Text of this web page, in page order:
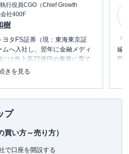
行役員CGO（Chief Growth
社400F
樹
タFS証券（現：東海東京証
へ入社し、翌年に金融メディ
は売上高72億円の事業に育て
ナジーを設立し、代表取締役社
が意思決定の制約にならない
メイク。
きを見る
「
編
門
め
プ
い方～売り方）
で口座を開設する